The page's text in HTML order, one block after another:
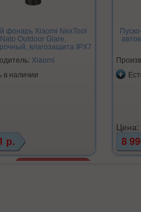
фонарь Xiaomi NexTool
Nato Outdoor Glare,
влагозащита IPX7
Xiaomi
в наличии
р.
Цена:
8